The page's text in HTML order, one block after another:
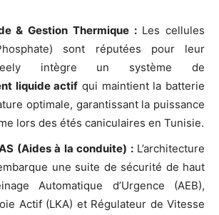
& Gestion Thermique :Les cellules
sont réputées pour leur
intègre un système de
liquide actif qui maintient la batterie
optimale, garantissant la puissance
lors des étés caniculaires en Tunisie.
(Aides à la conduite) :L’architecture
une suite de sécurité de haut
Automatique d’Urgence (AEB),
Actif (LKA) et Régulateur de Vitesse